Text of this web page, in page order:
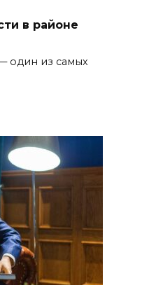
в районе
один из самых